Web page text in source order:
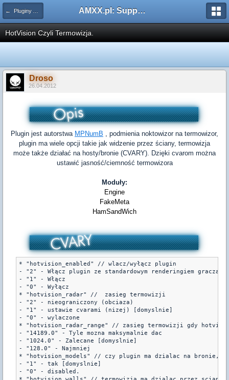
← Pluginy AMXX AMXX.pl: Support AMX Mod X i SourceMod
HotVision Czyli Termowizja.
Droso
26.04.2012
Plugin jest autorstwa MPNumB , podmienia noktowizor na termowizor,
plugin ma wiele opcji takie jak widzenie przez ściany, termowizja
może także działać na hosty/bronie (CVARY). Dzięki cvarom można
ustawić jasność/ciemność termowizora
Moduły:
Engine
FakeMeta
HamSandWich
* "hotvision_enabled" // wlacz/wyłącz plugin
- "2" - Włącz plugin ze standardowym renderingiem gracza
- "1" - Włącz
- "0" - Wyłącz
* "hotvision_radar" //  zasieg termowizji
- "2" - nieograniczony (obciaza)
- "1" - ustawie cvarami (nizej) [domyslnie]
- "0" - wylaczone
* "hotvision_radar_range" // zasieg termowizji gdy
- "14189.0" - Tyle mozna maksymalnie dac
- "1024.0" - Zalecane [domyslnie]
- "128.0" - Najmniej
* "hotvision_models" // czy plugin ma dzialac na
- "1" - tak [domyslnie]
- "0" - disabled.